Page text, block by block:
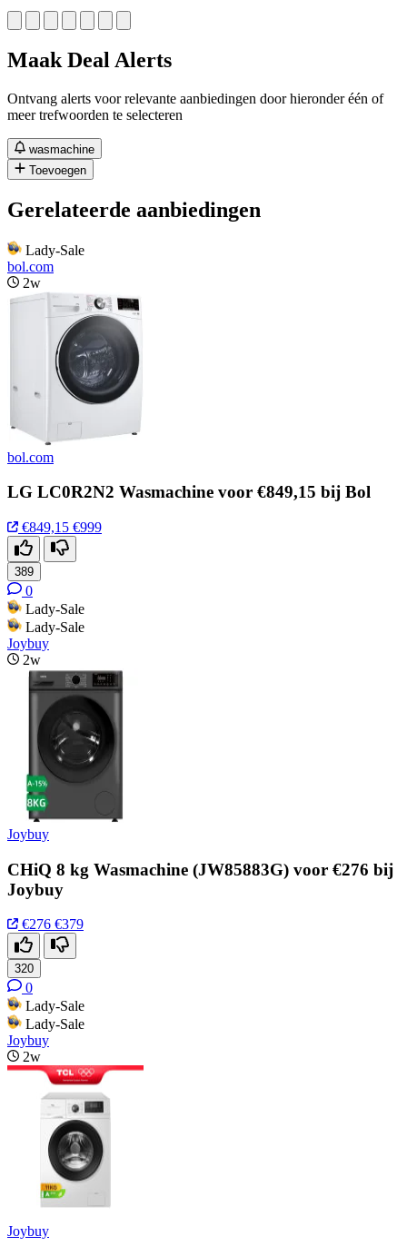
Maak Deal Alerts
Ontvang alerts voor relevante aanbiedingen door hieronder één of
meer trefwoorden te selecteren
wasmachine
Toevoegen
Gerelateerde aanbiedingen
Lady-Sale
bol.com
2w
bol.com
LG LC0R2N2 Wasmachine voor €849,15 bij Bol
€849,15 €999
389
0
Lady-Sale
Lady-Sale
Joybuy
2w
Joybuy
CHiQ 8 kg Wasmachine (JW85883G) voor €276 bij
Joybuy
€276 €379
320
0
Lady-Sale
Lady-Sale
Joybuy
2w
Joybuy